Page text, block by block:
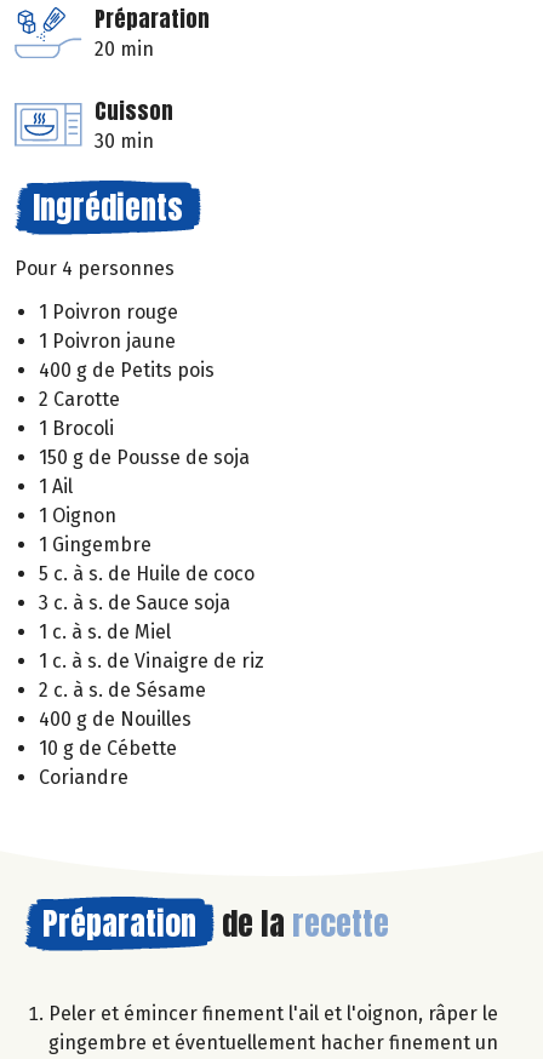
Préparation
20 min
Cuisson
30 min
Ingrédients
Pour 4 personnes
1 Poivron rouge
1 Poivron jaune
400 g de Petits pois
2 Carotte
1 Brocoli
150 g de Pousse de soja
1 Ail
1 Oignon
1 Gingembre
5 c. à s. de Huile de coco
3 c. à s. de Sauce soja
1 c. à s. de Miel
1 c. à s. de Vinaigre de riz
2 c. à s. de Sésame
400 g de Nouilles
10 g de Cébette
Coriandre
Préparation de la recette
Peler et émincer finement l'ail et l'oignon, râper le
gingembre et éventuellement hacher finement un